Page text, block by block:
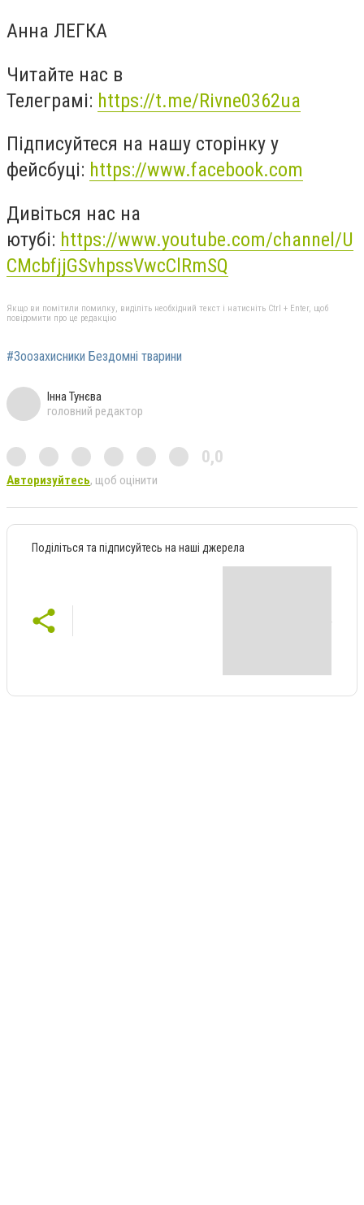
Анна ЛЕГКА
Читайте нас в
Телеграмі: https://t.me/Rivne0362ua
Підписуйтеся на нашу сторінку у
фейсбуці: https://www.facebook.com
Дивіться нас на
ютубі: https://www.youtube.com/channel/U
CMcbfjjGSvhpssVwcClRmSQ
Якщо ви помітили помилку, виділіть необхідний текст і натисніть Ctrl + Enter, щоб
повідомити про це редакцію
#Зоозахисники Бездомні тварини
Інна Тунєва
головний редактор
0,0
Авторизуйтесь, щоб оцінити
Поділіться та підписуйтесь на наші джерела